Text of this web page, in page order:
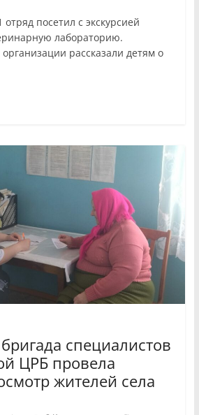
посетил с экскурсией
лабораторию.
рассказали детям о
специалистов
ЦРБ провела
жителей села